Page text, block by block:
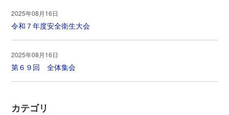
2025年08月16日
令和７年度安全衛生大会
2025年08月16日
第６９回 全体集会
カテゴリ